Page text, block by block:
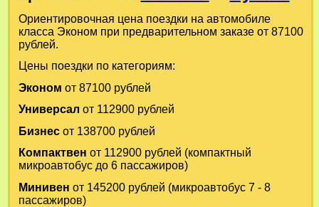
Ориентировочная цена поездки на автомобиле
класса Эконом при предварительном заказе от 87100
рублей.
Цены поездки по категориям:
Эконом от 87100 рублей
Универсал от 112900 рублей
Бизнесот 138700 рублей
Компактвен от 112900 рублей (компактный
микроавтобус до 6 пассажиров)
Минивен от 145200 рублей (микроавтобус 7 - 8
пассажиров)